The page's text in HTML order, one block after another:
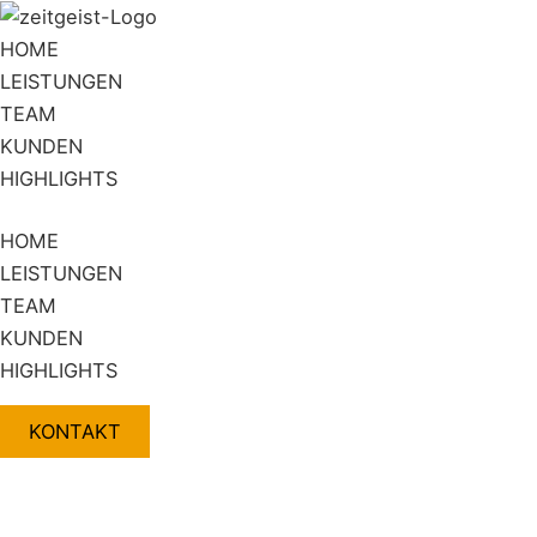
Zum
Inhalt
springen
HOME
LEISTUNGEN
TEAM
KUNDEN
HIGHLIGHTS
HOME
LEISTUNGEN
TEAM
KUNDEN
HIGHLIGHTS
KONTAKT
Flyout
Menu